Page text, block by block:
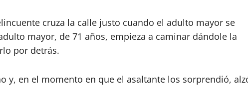
cruza la calle justo cuando el adulto mayor se
mayor, de 71 años, empieza a caminar dándole la
por detrás.
y, en el momento en que el asaltante los sorprendió,